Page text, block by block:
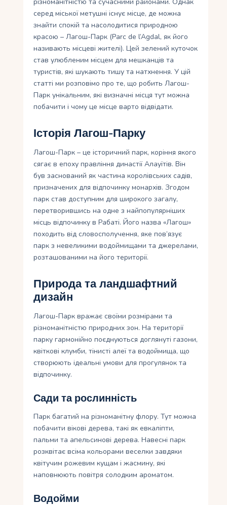
різноманітністю та сучасними районами. Однак
серед міської метушні існує місце, де можна
знайти спокій та насолодитися природною
красою – Лагош-Парк (Parc de l’Agdal, як його
називають місцеві жителі). Цей зелений куточок
став улюбленим місцем для мешканців та
туристів, які шукають тишу та натхнення. У цій
статті ми розповімо про те, що робить Лагош-
Парк унікальним, які визначні місця тут можна
побачити і чому це місце варто відвідати.
Історія Лагош-Парку
Лагош-Парк – це історичний парк, коріння якого
сягає в епоху правління династії Алауїтів. Він
був заснований як частина королівських садів,
призначених для відпочинку монархів. Згодом
парк став доступним для широкого загалу,
перетворившись на одне з найпопулярніших
місць відпочинку в Рабаті. Його назва «Лагош»
походить від словосполучення, яке пов’язує
парк з невеликими водоймищами та джерелами,
розташованими на його території.
Природа та ландшафтний
дизайн
Лагош-Парк вражає своїми розмірами та
різноманітністю природних зон. На території
парку гармонійно поєднуються доглянуті газони,
квіткові клумби, тінисті алеї та водоймища, що
створюють ідеальні умови для прогулянок та
відпочинку.
Сади та рослинність
Парк багатий на різноманітну флору. Тут можна
побачити вікові дерева, такі як евкаліпти,
пальми та апельсинові дерева. Навесні парк
розквітає всіма кольорами веселки завдяки
квітучим рожевим кущам і жасмину, які
наповнюють повітря солодким ароматом.
Водойми